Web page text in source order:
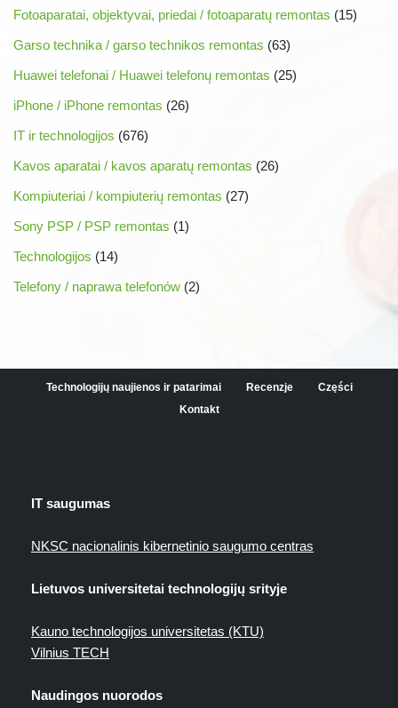
Fotoaparatai, objektyvai, priedai / fotoaparatų remontas (15)
Garso technika / garso technikos remontas (63)
Huawei telefonai / Huawei telefonų remontas (25)
iPhone / iPhone remontas (26)
IT ir technologijos (676)
Kavos aparatai / kavos aparatų remontas (26)
Kompiuteriai / kompiuterių remontas (27)
Sony PSP / PSP remontas (1)
Technologijos (14)
Telefony / naprawa telefonów (2)
Technologijų naujienos ir patarimai Recenzje
Części
Kontakt
IT saugumas
NKSC nacionalinis kibernetinio saugumo centras
Lietuvos universitetai technologijų srityje
Kauno technologijos universitetas (KTU)
Vilnius TECH
Naudingos nuorodos